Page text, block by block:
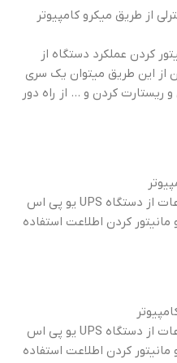
از طریق میکرو کامپیوتر
کردن عملکرد دستگاه از
از این طریق میتوان یک سری
ریستارت کردن و … از راه دور
از این درگاه برای انتقال داده و اطلاعات از دستگاه UPS یو پی اس
مانیتور کردن اطلاعت استفاده
از این درگاه برای انتقال داده و اطلاعات از دستگاه UPS یو پی اس
مانیتور کردن اطلاعت استفاده